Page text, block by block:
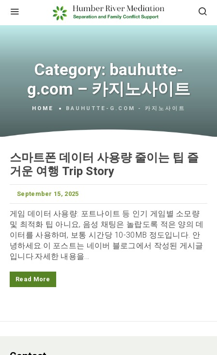
Category: bauhutte-
g.com – 카지노사이트
HOME BAUHUTTE-G.COM - 카지노사이트
스마트폰 데이터 사용량 줄이는 팁 즐
거운 여행 Trip Story
September 15, 2025
게임 데이터 사용량: 포트나이트 등 인기 게임별 소모량
및 최적화 팁 아니요, 음성 채팅은 놀랍도록 적은 양의 데
이터를 사용하며, 보통 시간당 10-30MB 정도입니다. 안
녕하세요.이 포스트는 네이버 블로그에서 작성된 게시글
입니다.자세한 내용을...
Read More